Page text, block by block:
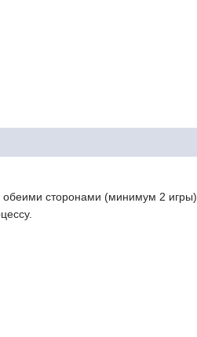
сторонами (минимум 2 игры).